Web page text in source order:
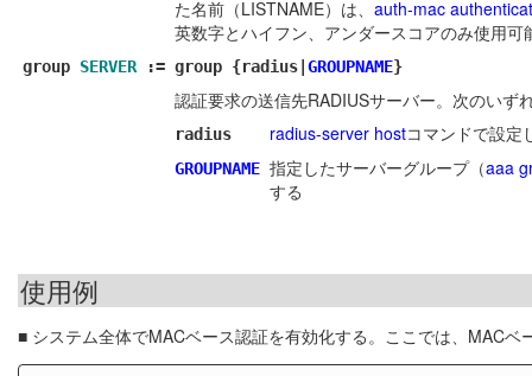
た名前（LISTNAME）は、 auth-mac
英数字とハイフン、アンダースコアのみ使用可
group SERVER := group {radius| GROUPNAME}
認証要求の送信先RADIUSサーバー。次のいず
radius radius-server hostコマンドで設定
GROUPNAME 指定したサーバーグループ（aaa
する
使用例
■ システム全体でMACベース認証を有効化する。ここでは、MAC